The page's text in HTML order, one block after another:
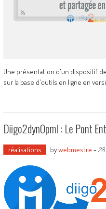
Une présentation d'un dispositif
sur la base d'outils en ligne en
Diigo2dynOpml : Le Pont
réalisations bywebmestre - 28